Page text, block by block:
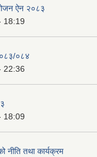
ऐन २०८३
18:19
०८४
22:36
18:09
तथा कार्यक्रम